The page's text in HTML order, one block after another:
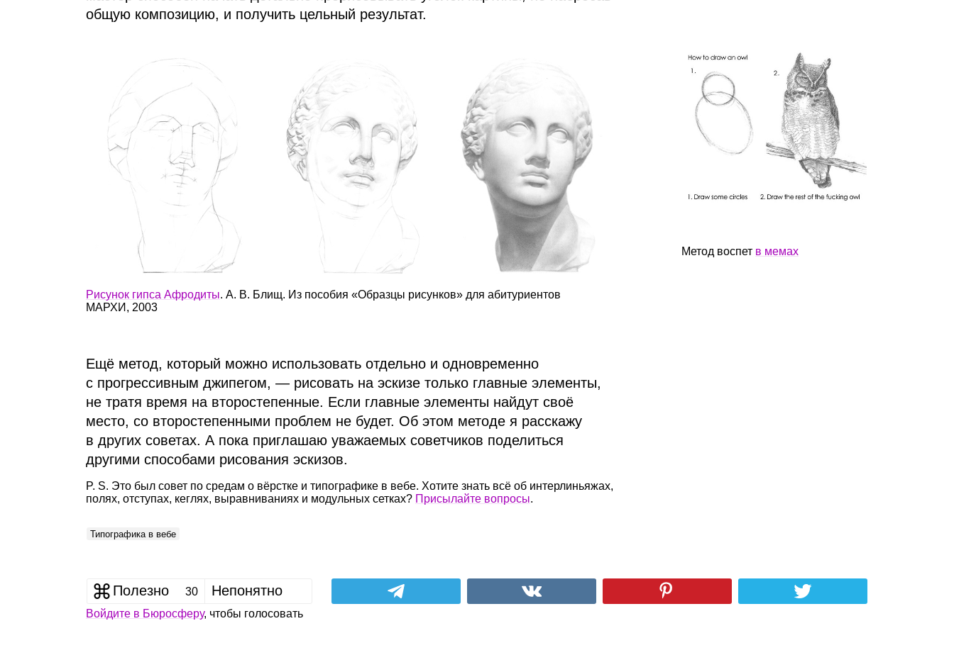
общую композицию, и получить цельный результат.
Метод воспет в мемах
Рисунок гипса Афродиты. А. В. Блищ. Из пособия «Образцы рисунков» для абитуриентов
МАРХИ , 2003
Ещё метод, который можно использовать отдельно и одновременно
с прогрессивным джипегом, — рисовать на эскизе только главные элементы,
не тратя время на второстепенные. Если главные элементы найдут своё
место, со второстепенными проблем не будет. Об этом методе я расскажу
в других советах. А пока приглашаю уважаемых советчиков поделиться
другими способами рисования эскизов.
P. S. Это был совет по средам о вёрстке и типографике в вебе. Хотите знать всё об интерлиньяжах,
полях, отступах, кеглях, выравниваниях и модульных сетках? Присылайте вопросы.
Типографика в вебе
Полезно 30 Непонятно
Войдите в Бюросферу, чтобы голосовать